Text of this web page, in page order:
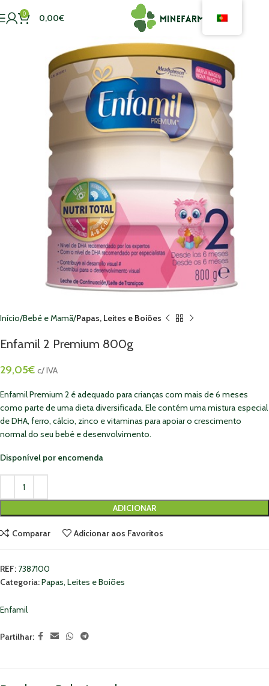
0 0,00€
Início Bebé e Mamã Papas, Leites e Boiões
Enfamil 2 Premium 800g
29,05€ c/ IVA
Enfamil Premium 2 é adequado para crianças com mais de 6 meses
como parte de uma dieta diversificada. Ele contém uma mistura especial
de DHA, ferro, cálcio, zinco e vitaminas para apoiar o crescimento
normal do seu bebé e desenvolvimento.
Disponível por encomenda
ADICIONAR
Comparar Adicionar aos Favoritos
REF: 7387100
Categoria:Papas, Leites e Boiões
Enfamil
Partilhar: